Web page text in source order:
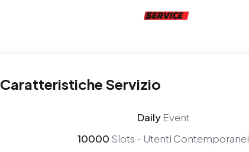
Caratteristiche Servizio
DailyEvent
10000 Slots - Utenti Contemporanei